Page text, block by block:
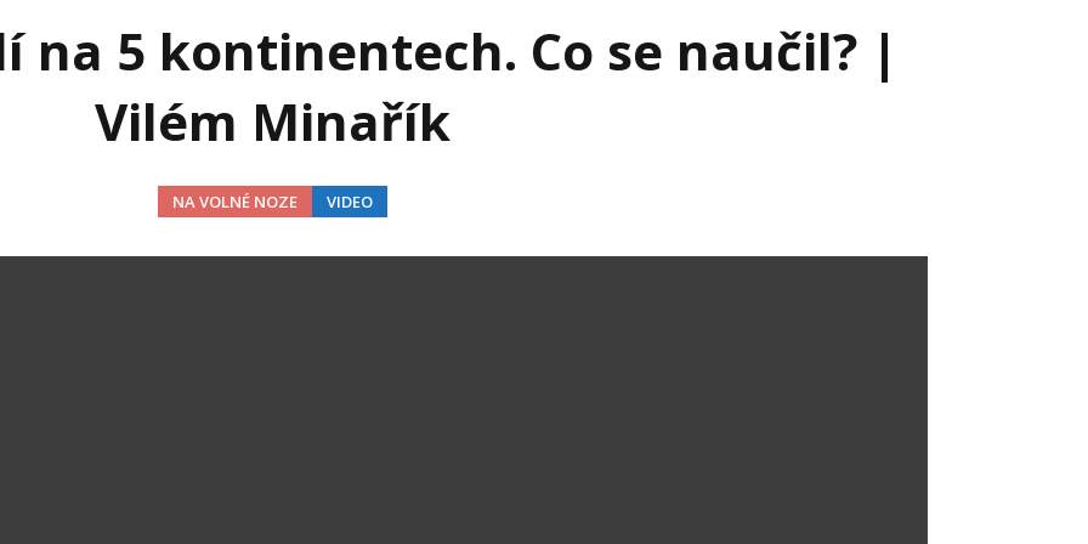
řízení
firmy nástupci
Vzdělávání manažerů
Zaměstnanecké akcie
na 5 kontinentech. Co se naučil? |
Vilém Minařík
NA VOLNÉ NOZE VIDEO